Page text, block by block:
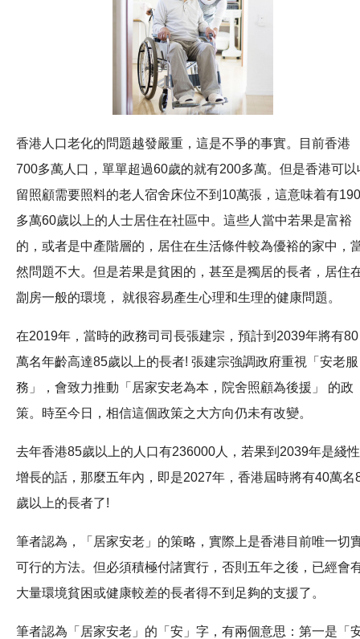
香港人口老化的問題越發嚴重，這是不爭的事實。目前香港
700多萬人口，單單超過60歲的就有200多萬。但是香港可以
留照顧需要照料的老人宿舍床位不到10萬張，這意味着有190
多萬60歲以上的人士居住在社區中。這些人當中若果是富裕
的，或者是中產階層的，居住在生活條件較為優裕的家中，
然問題不大。但是若果是貧困的，甚至是獨居的長者，居住
劏房一般的環境， 就很容易產生心理和生理的健康問題。
在2019年，當時的政務司司長張建宗，預計到2039年將有80
萬名年齡高達85歲以上的長者! 張建宗強調政府重視「安老服
務」，會致力推動「居家安老為本，院舍照顧為後援」 的政
策。時至今日，相信這個政策之大方向仍未有改變。
去年香港85歲以上的人口有236000人，若果到2039年是綫性
增長的話，那麼五年內，即是2027年，香港屆時將有40萬名
歲以上的長者了!
筆者認為，「居家安老」的策略，實際上是香港目前唯一切
可行的方法。但必須積極付諸實行，否則五年之後，已經會
大量環境貧困或健康較差的長者得不到足夠的支援了。
筆者認為「居家安老」的「安」字，有兩個意思：第一是「